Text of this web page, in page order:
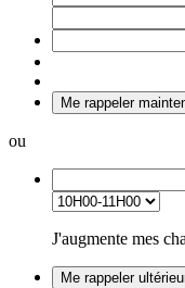
Me rappeler
ou
J'augmente mes
Me rappeler